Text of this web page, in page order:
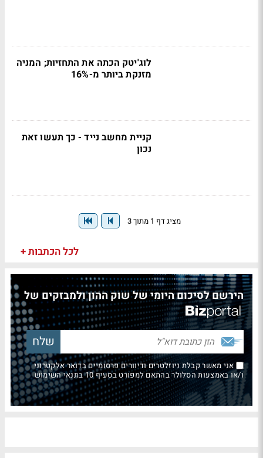
לוג'יטק הכתה את התחזיות; המניה
מזנקת ביותר מ-16%
קניית מחשב נייד - כך תעשו זאת
נכון
מציג דף 1 מתוך 3
לכל הכתבות +
הירשם לסיכום היומי של שוק ההון ולמבזקים של
אני מאשר קבלת ניוזלטרים ודיוורים פרסומיים בדואר אלקטרוני
ו/או באמצעות הסלולר בהתאם למפורט בסעיף 10 בתנאי השימוש